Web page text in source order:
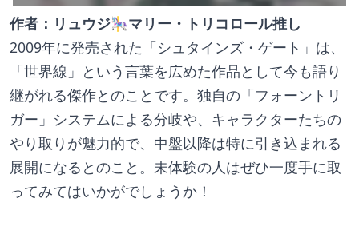
作者：リュウジ🎠マリー・トリコロール推し
2009年に発売された「シュタインズ・ゲート」は、
「世界線」という言葉を広めた作品として今も語り
継がれる傑作とのことです。独自の「フォーントリ
ガー」システムによる分岐や、キャラクターたちの
やり取りが魅力的で、中盤以降は特に引き込まれる
展開になるとのこと。未体験の人はぜひ一度手に取
ってみてはいかがでしょうか！